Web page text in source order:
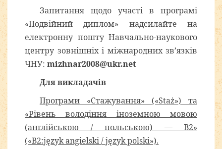
Запитання щодо участі в програмі
«Подвійний диплом» надсилайте на
електронну пошту Навчально-наукового
центру зовнішніх і міжнародних зв’язків
ЧНУ: mizhnar2008@ukr.net
Для викладачів
Програми «Стажування» («Staż») та
«Рівень володіння іноземною мовою
(англійською / польською) — В2»
(«B2:język angielski / język polski»).